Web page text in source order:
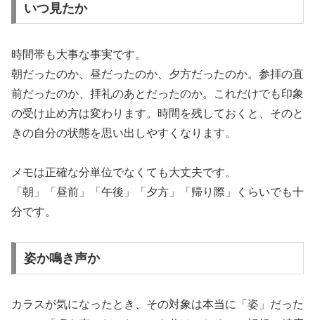
いつ見たか
時間帯も大事な事実です。
朝だったのか、昼だったのか、夕方だったのか。参拝の直
前だったのか、拝礼のあとだったのか。これだけでも印象
の受け止め方は変わります。時間を残しておくと、そのと
きの自分の状態を思い出しやすくなります。
メモは正確な分単位でなくても大丈夫です。
「朝」「昼前」「午後」「夕方」「帰り際」くらいでも十
分です。
姿か鳴き声か
カラスが気になったとき、その対象は本当に「姿」だった